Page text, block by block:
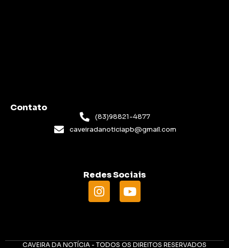
Contato
(83)98821-4877
caveiradanoticiapb@gmail.com
Redes Sociais
CAVEIRA DA NOTÍCIA - TODOS OS DIREITOS RESERVADOS